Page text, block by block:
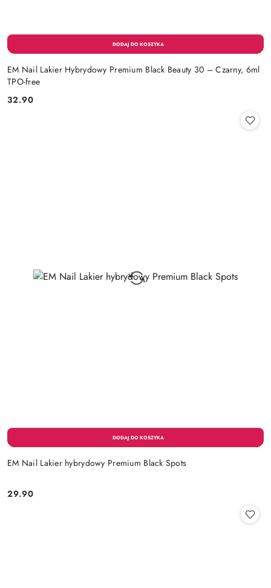
EM Nail Lakier Hybrydowy Premium Black Beauty 30 – Czarny, 6ml
TPO-free
Cena:
32.90
EM Nail Lakier hybrydowy Premium Black Spots
Cena:
29.90